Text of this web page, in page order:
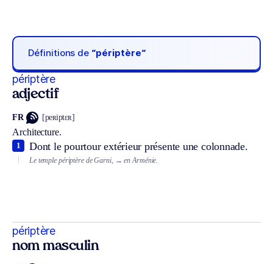
Définitions de “périptère“
périptère
adjectif
FR [peʀiptɛʀ]
Architecture.
Dont le pourtour extérieur présente une colonnade.
1
Le temple périptère de Garni, → en Arménie.
périptère
nom masculin